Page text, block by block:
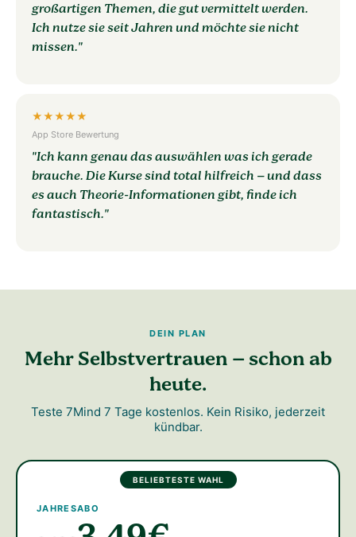
großartigen Themen, die gut vermittelt werden.
Ich nutze sie seit Jahren und möchte sie nicht
missen."
★★★★★
App Store Bewertung
"Ich kann genau das auswählen was ich gerade
brauche. Die Kurse sind total hilfreich – und dass
es auch Theorie-Informationen gibt, finde ich
fantastisch."
DEIN PLAN
Mehr Selbstvertrauen – schon ab
heute.
Teste 7Mind 7 Tage kostenlos. Kein Risiko, jederzeit
kündbar.
BELIEBTESTE WAHL
JAHRESABO